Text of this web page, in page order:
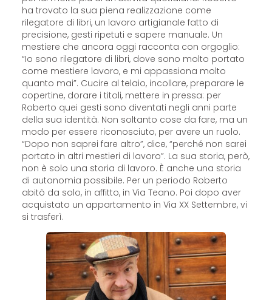
ha trovato la sua piena realizzazione come
rilegatore di libri, un lavoro artigianale fatto di
precisione, gesti ripetuti e sapere manuale. Un
mestiere che ancora oggi racconta con orgoglio:
“Io sono rilegatore di libri, dove sono molto portato
come mestiere lavoro, e mi appassiona molto
quanto mai”. Cucire al telaio, incollare, preparare le
copertine, dorare i titoli, mettere in pressa: per
Roberto quei gesti sono diventati negli anni parte
della sua identità. Non soltanto cose da fare, ma un
modo per essere riconosciuto, per avere un ruolo.
“Dopo non saprei fare altro”, dice, “perché non sarei
portato in altri mestieri di lavoro”. La sua storia, però,
non è solo una storia di lavoro. È anche una storia
di autonomia possibile. Per un periodo Roberto
abitò da solo, in affitto, in Via Teano. Poi dopo aver
acquistato un appartamento in Via XX Settembre, vi
si trasferì.